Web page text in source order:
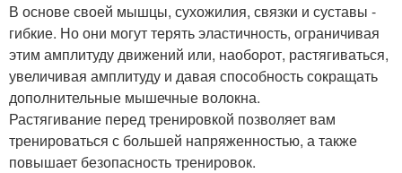
В основе своей мышцы, сухожилия, связки и суставы -
гибкие. Но они могут терять эластичность, ограничивая
этим амплитуду движений или, наоборот, растягиваться,
увеличивая амплитуду и давая способность сокращать
дополнительные мышечные волокна.
Растягивание перед тренировкой позволяет вам
тренироваться с большей напряженностью, а также
повышает безопасность тренировок.